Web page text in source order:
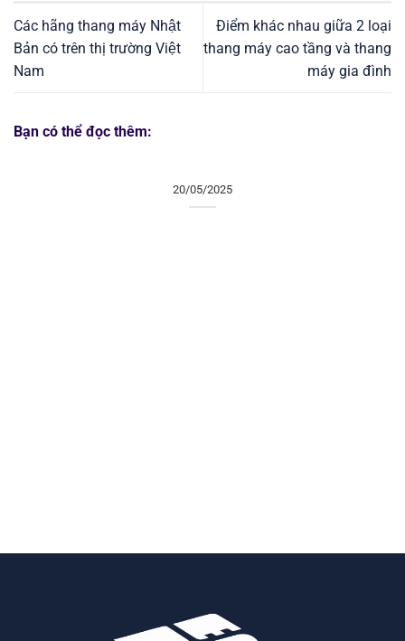
Các hãng thang máy Nhật
Bản có trên thị trường Việt
Nam
Điểm khác nhau giữa 2 loại
thang máy cao tầng và thang
máy gia đình
Bạn có thể đọc thêm:
20/05/2025